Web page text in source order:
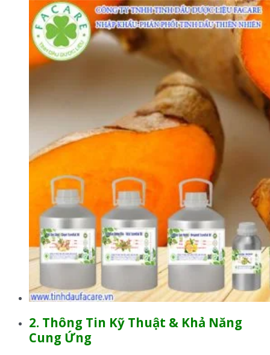
2. Thông Tin Kỹ Thuật & Khả Năng
Cung Ứng